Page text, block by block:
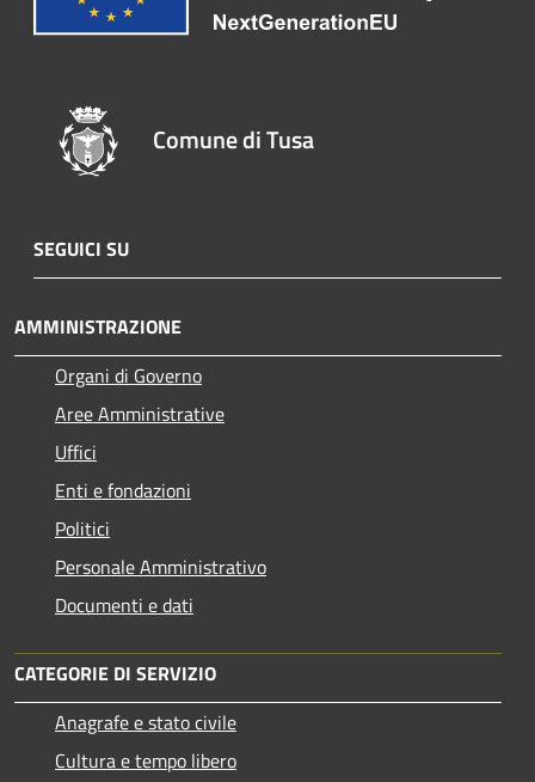
Comune di Tusa
SEGUICI SU
AMMINISTRAZIONE
Organi di Governo
Aree Amministrative
Uffici
Enti e fondazioni
Politici
Personale Amministrativo
Documenti e dati
CATEGORIE DI SERVIZIO
Anagrafe e stato civile
Cultura e tempo libero